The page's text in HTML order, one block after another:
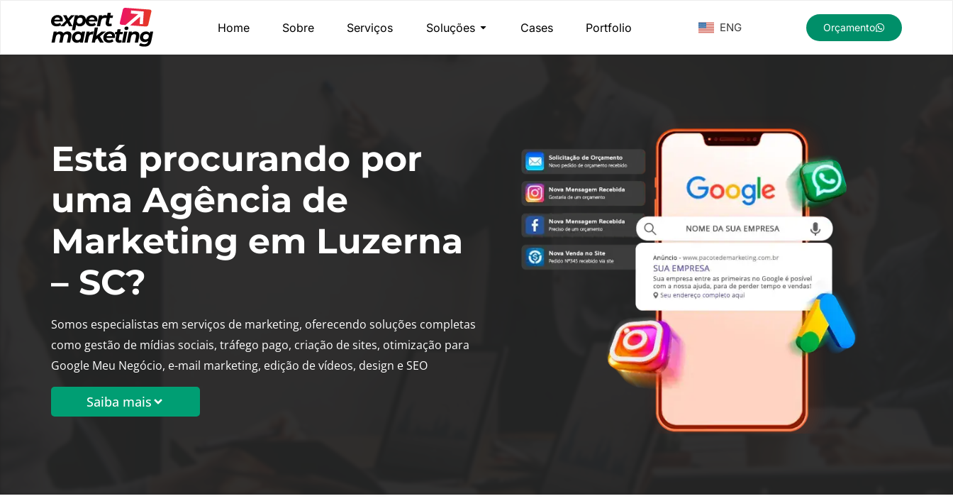
Home Sobre Serviços Soluções Cases Portfolio ENG Orçamento
Está procurando por
uma Agência de
Marketing em Luzerna
– SC?
Somos especialistas em serviços de marketing, oferecendo soluções completas
como gestão de mídias sociais, tráfego pago, criação de sites, otimização para
Google Meu Negócio, e-mail marketing, edição de vídeos, design e SEO
Saiba mais